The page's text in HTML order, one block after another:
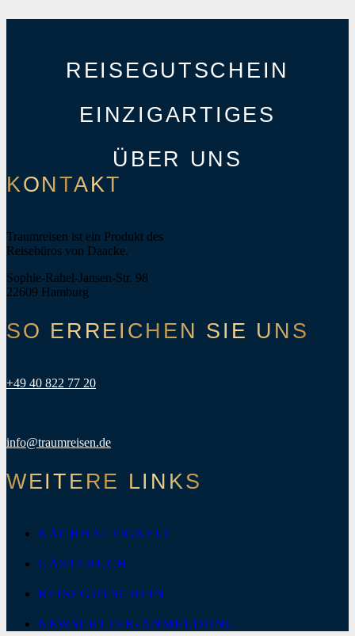
REISEGUTSCHEIN
EINZIGARTIGES
ÜBER UNS
KONTAKT
Traumreisen ist ein Produkt des
Reisebüros von Daacke.
Sophie-Rahel-Jansen-Str. 98
22609 Hamburg
SO ERREICHEN SIE UNS
+49 40 822 77 20
info@traumreisen.de
WEITERE LINKS
NACHHALTIGKEIT
GÄSTEBUCH
REISEGUTSCHEIN
NEWSLETTER-ANMELDUNG